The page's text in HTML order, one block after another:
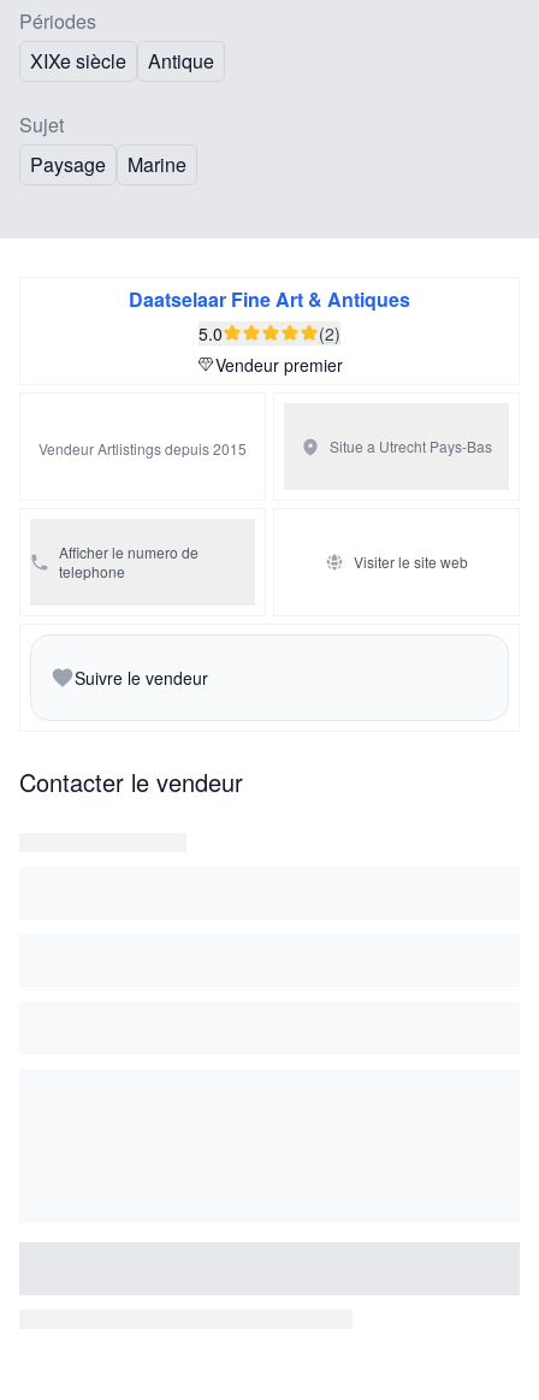
Périodes
XIXe siècle
Antique
Sujet
Paysage
Marine
Daatselaar Fine Art & Antiques
5.0
(2)
Vendeur premier
Vendeur Artlistings depuis 2015 Situe a Utrecht Pays-Bas
Afficher le numero de
telephone
Visiter le site web
Suivre le vendeur
Contacter le vendeur